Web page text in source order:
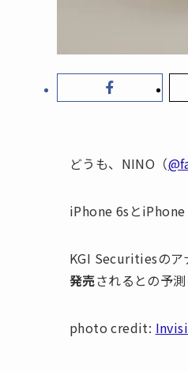
どうも、NINO（
iPhone 6sとiPhone
KGI Securitiesのア
発売されるとの予測
photo credit: